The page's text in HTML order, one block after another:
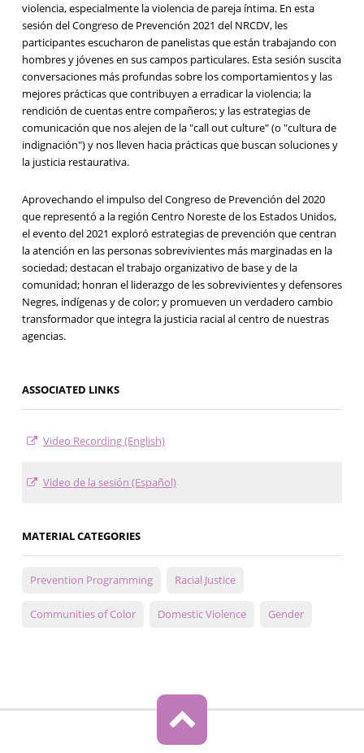
violencia, especialmente la violencia de pareja íntima. En esta
sesión del Congreso de Prevención 2021 del NRCDV, les
participantes escucharon de panelistas que están trabajando con
hombres y jóvenes en sus campos particulares. Esta sesión suscita
conversaciones más profundas sobre los comportamientos y las
mejores prácticas que contribuyen a erradicar la violencia; la
rendición de cuentas entre compañeros; y las estrategias de
comunicación que nos alejen de la "call out culture" (o "cultura de
indignación") y nos lleven hacia prácticas que buscan soluciones y
la justicia restaurativa.
Aprovechando el impulso del Congreso de Prevención del 2020
que representó a la región Centro Noreste de los Estados Unidos,
el evento del 2021 exploró estrategias de prevención que centran
la atención en las personas sobrevivientes más marginadas en la
sociedad; destacan el trabajo organizativo de base y de la
comunidad; honran el liderazgo de les sobrevivientes y defensores
Negres, indígenas y de color; y promueven un verdadero cambio
transformador que integra la justicia racial al centro de nuestras
agencias.
ASSOCIATED LINKS
Video Recording (English)
Video de la sesión (Español)
MATERIAL CATEGORIES
Prevention Programming Racial Justice
Communities of Color Domestic Violence Gender